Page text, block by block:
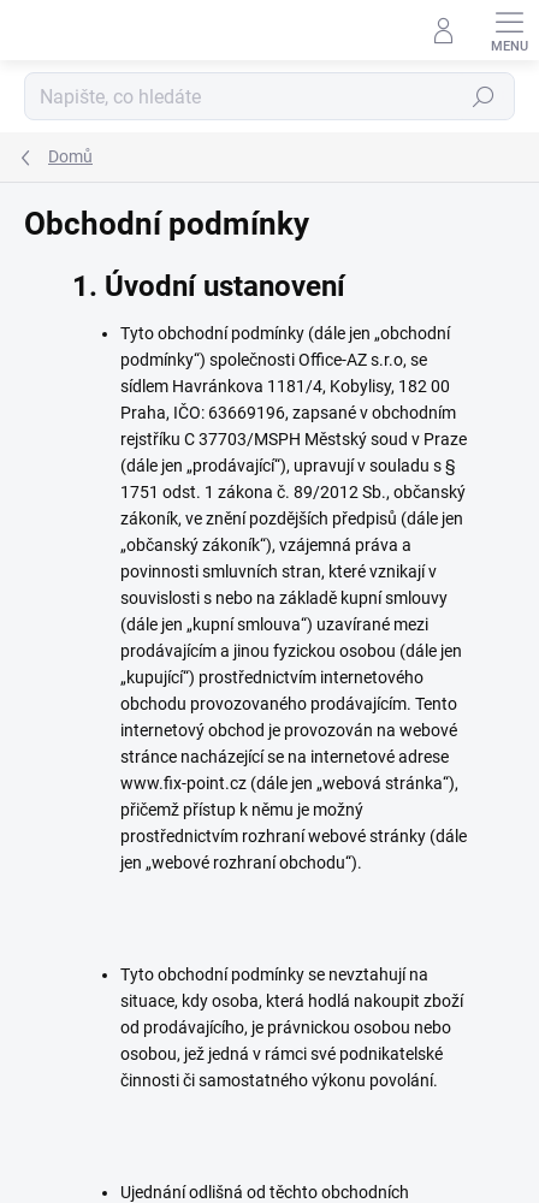
Hledat
Domů
Obchodní podmínky
1. Úvodní ustanovení
Tyto obchodní podmínky (dále jen „obchodní
podmínky“) společnostiOffice-AZ s.r.o, se
sídlem Havránkova 1181/4, Kobylisy, 182 00
Praha, IČO: 63669196, zapsané v obchodním
rejstříku C 37703/MSPH Městský soud v Praze
(dále jen „prodávající“), upravují v souladu s §
1751 odst. 1 zákona č. 89/2012 Sb., občanský
zákoník, ve znění pozdějších předpisů (dále jen
„občanský zákoník“), vzájemná práva a
povinnosti smluvních stran, které vznikají v
souvislosti s nebo na základě kupní smlouvy
(dále jen „kupní smlouva“) uzavírané mezi
prodávajícím a jinou fyzickou osobou (dále jen
„kupující“) prostřednictvím internetového
obchodu provozovaného prodávajícím. Tento
internetový obchod je provozován na webové
stránce nacházející se na internetové adrese
www.fix-point.cz (dále jen „webová stránka“),
přičemž přístup k němu je možný
prostřednictvím rozhraní webové stránky (dále
jen „webové rozhraní obchodu“).
Tyto obchodní podmínky se nevztahují na
situace, kdy osoba, která hodlá nakoupit zboží
od prodávajícího, je právnickou osobou nebo
osobou, jež jedná v rámci své podnikatelské
činnosti či samostatného výkonu povolání.
Ujednání odlišná od těchto obchodních